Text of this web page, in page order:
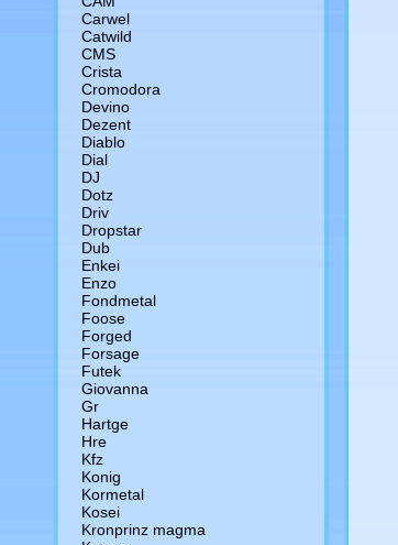
Сarwel
Catwild
CMS
Crista
Cromodora
Devino
Dezent
Diablo
Dial
DJ
Dotz
Driv
Dropstar
Dub
Enkei
Enzo
Fondmetal
Foose
Forged
Forsage
Futek
Giovanna
Gr
Hartge
Hre
Kfz
Konig
Kormetal
Kosei
Kronprinz magma